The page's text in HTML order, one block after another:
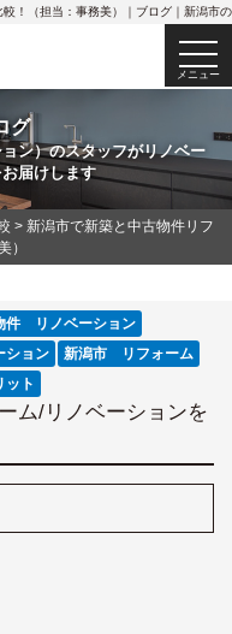
！（担当：事務美）｜ブログ｜新潟市
メニュー
グ
ン）のスタッフがリノベー
届けします
> 新潟市で新築と中古物件リフ
）
件 リノベーション
ョン
新潟市 リフォーム
ット
ム/リノベーションを